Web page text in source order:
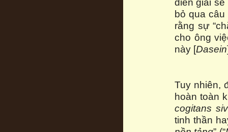
diễn giải
bỏ qua
rằng sự
cho ông
này [Dasein
Tuy nhiên,
hoàn toàn
cogitans
tinh thần